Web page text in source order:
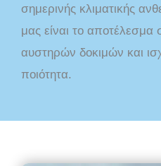
σημερινής κλιματικής
μας είναι το αποτέλεσμα
αυστηρών δοκιμών και
ποιότητα.